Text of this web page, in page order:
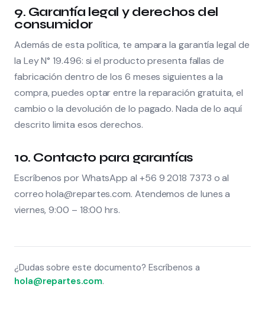
9. Garantía legal y derechos del
consumidor
Además de esta política, te ampara la garantía legal de
la Ley N° 19.496: si el producto presenta fallas de
fabricación dentro de los 6 meses siguientes a la
compra, puedes optar entre la reparación gratuita, el
cambio o la devolución de lo pagado. Nada de lo aquí
descrito limita esos derechos.
10. Contacto para garantías
Escríbenos por WhatsApp al +56 9 2018 7373 o al
correo hola@repartes.com. Atendemos de lunes a
viernes, 9:00 – 18:00 hrs.
¿Dudas sobre este documento? Escríbenos a
hola@repartes.com.